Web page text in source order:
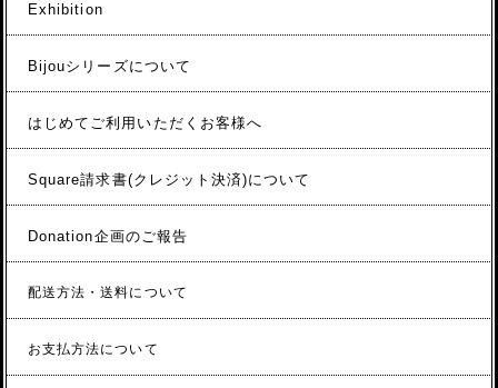
Exhibition
Bijouシリーズについて
はじめてご利用いただくお客様へ
Square請求書(クレジット決済)について
Donation企画のご報告
配送方法・送料について
お支払方法について